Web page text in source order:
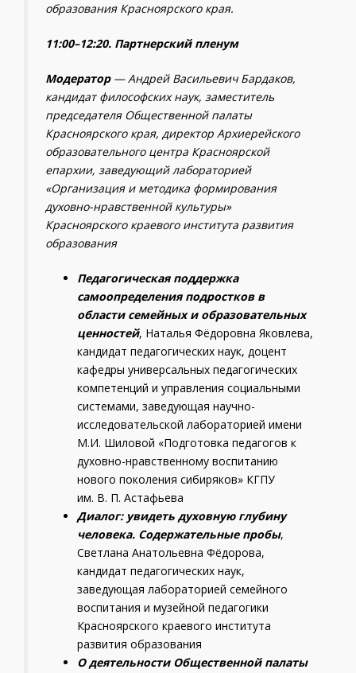
образования Красноярского края.
11:00–12:20. Партнерский пленум
Модератор—Андрей Васильевич Бардаков,
кандидат философских наук, заместитель
председателя Общественной палаты
Красноярского края, директор Архиерейского
образовательного центра Красноярской
епархии, заведующий лабораторией
«Организация и методика формирования
духовно-нравственной культуры»
Красноярского краевого института развития
образования
Педагогическая поддержка
самоопределения подростков в
области семейных и образовательных
ценностей, Наталья Фёдоровна Яковлева,
кандидат педагогических наук, доцент
кафедры универсальных педагогических
компетенций и управления социальными
системами, заведующая научно-
исследовательской лабораторией имени
М.И. Шиловой «Подготовка педагогов к
духовно-нравственному воспитанию
нового поколения сибиряков» КГПУ
им. В. П. Астафьева
Диалог: увидеть духовную глубину
человека. Содержательные пробы,
Светлана Анатольевна Фёдорова,
кандидат педагогических наук,
заведующая лабораторией семейного
воспитания и музейной педагогики
Красноярского краевого института
развития образования
О деятельности Общественной палаты